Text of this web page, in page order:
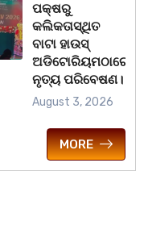
ପକ୍ଷରୁ
କଲିକତାସ୍ଥିତ
ବାଟା ହାଉସ୍
ଅଡିଟୋରିୟମଠାରେ
ନୃତ୍ୟ ପରିବେଷଣ।
August 3, 2026
MORE